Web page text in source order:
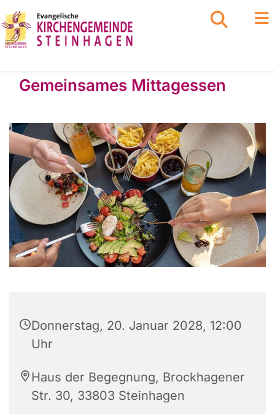
Gemeinsames Mittagessen
Donnerstag, 20. Januar 2028, 12:00
Uhr
Haus der Begegnung, Brockhagener
Str. 30, 33803 Steinhagen